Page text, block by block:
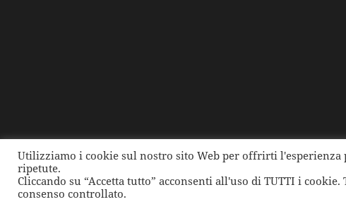
© 2026 Collegio dei Geometri e dei Geometri
Utilizziamo i cookie sul nostro sito Web per offrirti
ripetute.
Cliccando su “Accetta tutto” acconsenti all'uso di TUTTI i
consenso controllato.